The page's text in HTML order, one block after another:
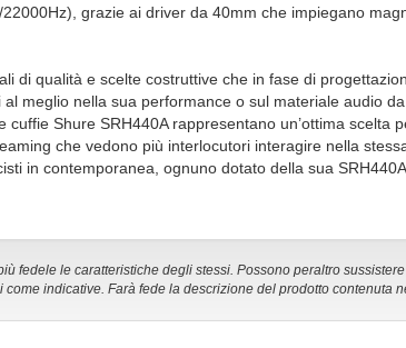
grazie ai driver da 40mm che impiegano
di qualità e scelte costruttive che in fase di
meglio nella sua performance o sul materiale audio da
Shure SRH440A rappresentano un’ottima scelta
che vedono più interlocutori interagire nella
in contemporanea, ognuno dotato della sua SRH440A,
fedele le caratteristiche degli stessi. Possono peraltro
indicative. Farà fede la descrizione del prodotto contenuta